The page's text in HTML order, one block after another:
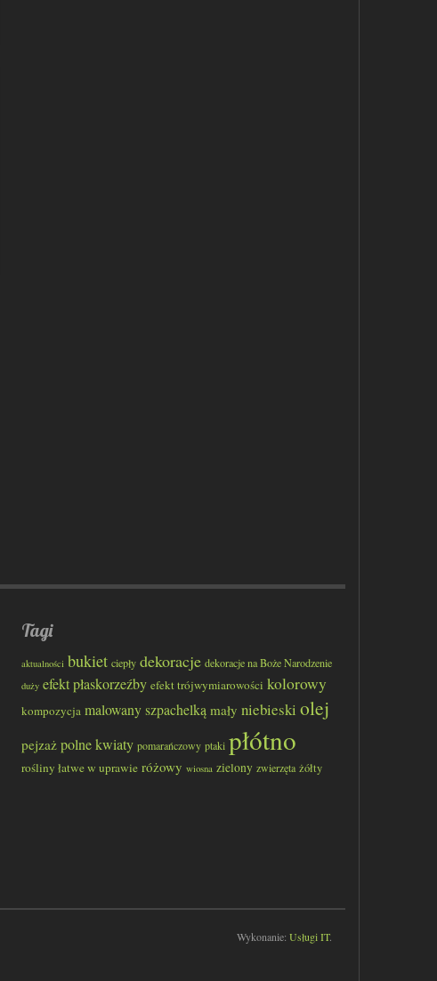
Tagi
aktualności bukiet ciepły dekoracje dekoracje na Boże Narodzenie
duży efekt płaskorzeźby efekt trójwymiarowości kolorowy
kompozycja malowany szpachelką mały niebieski olej
pejzaż polne kwiaty pomarańczowy ptaki płótno
rośliny łatwe w uprawie różowy wiosna zielony zwierzęta żółty
Wykonanie: Usługi IT.